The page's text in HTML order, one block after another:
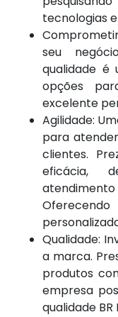
tecnologias
seu
qualidade é
opções
excelente
Agilidade:
para
clientes.
eficácia,
Qualidade:
a marca.
produtos
empresa
qualidade BR